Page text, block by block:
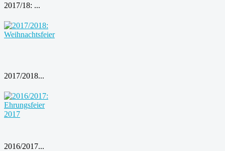
2017/18: ...
2017/2018...
2016/2017...